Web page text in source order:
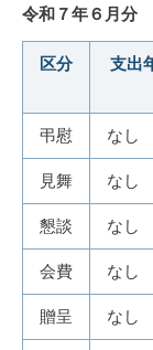
令和７年６月分
区分 支出
弔慰 なし
見舞 なし
懇談 なし
会費 なし
贈呈 なし